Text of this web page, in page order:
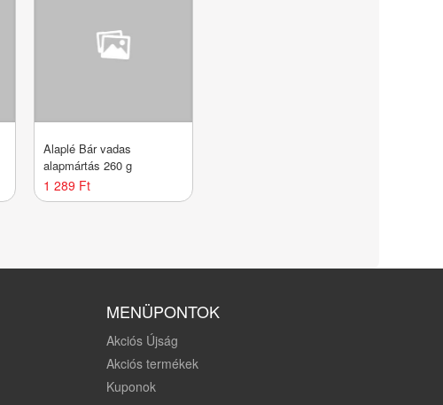
Alaplé Bár vadas
alapmártás 260 g
1 289 Ft
MENÜPONTOK
Akciós Újság
Akciós termékek
Kuponok